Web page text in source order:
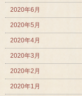
2020年6月
2020年5月
2020年4月
2020年3月
2020年2月
2020年1月